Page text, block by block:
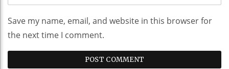
Save my name, email, and website in this browser for
the next time I comment.